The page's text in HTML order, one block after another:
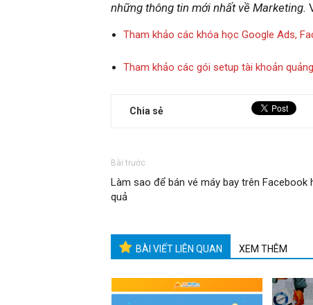
những thông tin mới nhất về Marketing.
Tham khảo các khóa học Google Ads,
Tham khảo các gói setup tài khoản
Chia sẻ
Bài trước
Làm sao để bán vé máy bay trên Facebook
quả
BÀI VIẾT LIÊN QUAN XEM THÊM